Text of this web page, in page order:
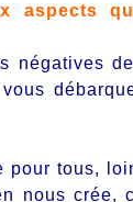
aspects
négatives
pour tous,
nous crée,